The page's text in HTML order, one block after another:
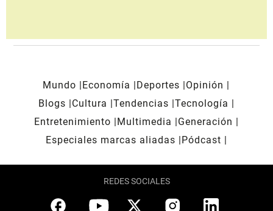
Mundo Economía Deportes
Opinión
Blogs
Cultura Tendencias Tecnología
Entretenimiento
Multimedia
Generación
Especiales marcas aliadas
Pódcast
REDES SOCIALES